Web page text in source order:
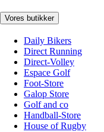
Vores butikker
Daily Bikers
Direct Running
Direct-Volley
Espace Golf
Foot-Store
Galop Store
Golf and co
Handball-Store
House of Rugby